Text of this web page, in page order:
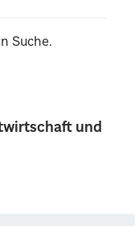
und
Suche.